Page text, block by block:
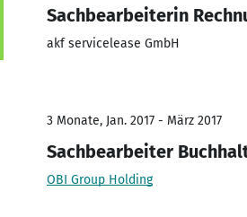
Sachbearbeiterin
akf servicelease GmbH
3 Monate, Jan. 2017 - März 2017
Sachbearbeiter
OBI Group Holding